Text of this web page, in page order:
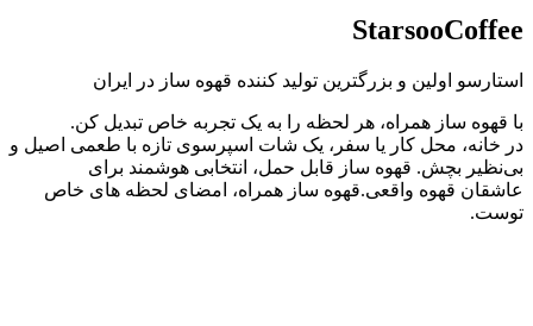
StarsooCoffee
استارسو اولین و بزرگترین تولید کننده قهوه ساز در ایران
با قهوه ساز همراه، هر لحظه را به یک تجربه خاص تبدیل کن.
در خانه، محل کار یا سفر، یک شات اسپرسوی تازه با طعمی اصیل و
بی‌نظیر بچش. قهوه ساز قابل حمل، انتخابی هوشمند برای
عاشقان قهوه واقعی.قهوه ساز همراه، امضای لحظه های خاص
توست.